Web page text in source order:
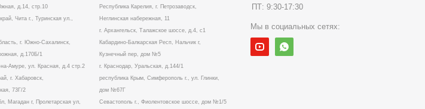
д.14, стр.10
Чита г., Туринская ул.,
г. Южно-Сахалинск,
д.170Б/1
на-Амуре, ул. Красная, д.4 стр.2
г. Хабаровск,
73Г/2
Магадан г, Пролетарская ул,
Республика Карелия, г. Петрозаводск,
Неглинская набережная, 11
г. Архангельск, Талажское шоссе, д.4, с1
Кабардино-Балкарская Респ, Нальчик г,
Кузнечный пер, дом №5
г. Краснодар, Уральская, д.144/1
республика Крым, Симферополь г., ул. Глинки,
дом №67Г
Севастополь г., Фиолентовское шоссе, дом №1/5
ПТ: 9:30-17:30
Мы в социальных сетях: